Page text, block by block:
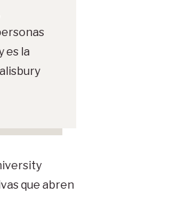
es la
que abren